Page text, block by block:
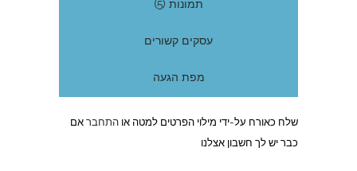
תמונות (5)
עסקים קשורים
מפת הגעה
שלח כאורח על-ידי מילוי הפרטים למטה או התחבראם
כבר יש לך חשבון אצלנו